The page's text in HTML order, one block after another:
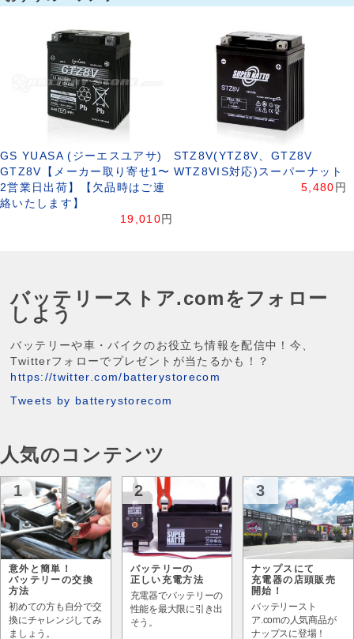
GS YUASA (ジーエスユアサ)
GTZ8V【メーカー取り寄せ1〜
2営業日出荷】【欠品時はご連
絡いたします】
19,010 円
STZ8V(YTZ8V、GTZ8V
WTZ8VIS対応)スーパーナット
5,480 円
バッテリーストア.comをフォロー
しよう
バッテリーや車・バイクのお役立ち情報を配信中！今、
Twitterフォローでプレゼントが当たるかも！？
https://twitter.com/batterystorecom
Tweets by batterystorecom
人気のコンテンツ
1
意外と簡単！
バッテリーの交換
方法
初めての方も自分で交
換にチャレンジしてみ
ましょう。
2
バッテリーの
正しい充電方法
充電器でバッテリーの
性能を最大限に引き出
そう。
3
ナップスにて
充電器の店頭販売
開始！
バッテリースト
ア.comの人気商品が
ナップスに登場！